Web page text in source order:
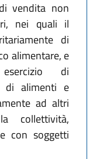
vendita non
nei quali il
di
alimentare, e
di
di alimenti e
ad altri
collettività,
con soggetti